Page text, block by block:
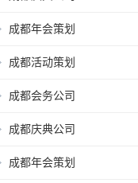
成都年会策划
成都活动策划
成都会务公司
成都庆典公司
成都年会策划